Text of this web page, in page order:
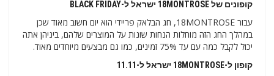
קופונים של 18MONTROSE ישראל ל-BLACK FRIDAY
עבור 18MONTROSE, חג הבלאק פריידי הוא יום חשוב מאוד שכן
במהלך החג הזה מוחלות הנחות שונות על המוצרים שלהם, ביניהן אתה
יכול לקבל כמה עם עד 75% זמינים, כמו גם מבצעים מיוחדים מאוד.
קופון ל-18MONTROSE ישראל ל-11.11